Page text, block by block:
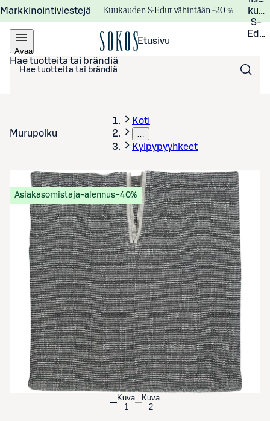
Markkinointiviestejä Kuukauden S-Edut vähintään –20 %
S-
Avaa
valikko
Etusivu
Hae tuotteita tai brändiä
Murupolku
Koti
…
Kylpypyyhkeet
Avaa tuotekuva suurennettuna
Asiakasomistaja-alennus−40%
Kuva
1
Kuva
2